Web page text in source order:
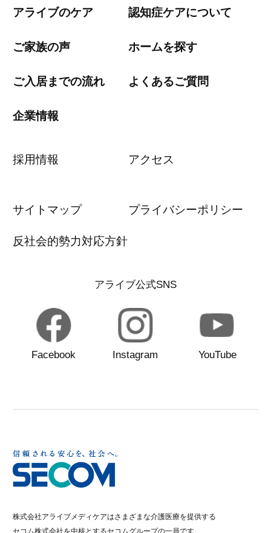
アライブのケア 認知症ケアについて
ご家族の声 ホームを探す
ご入居までの流れ よくあるご質問
企業情報
採用情報 アクセス
サイトマップ プライバシーポリシー
反社会的勢力対応方針
アライブ公式SNS
Facebook Instagram YouTube
株式会社アライブメディケアはさまざまな介護医療を提供する